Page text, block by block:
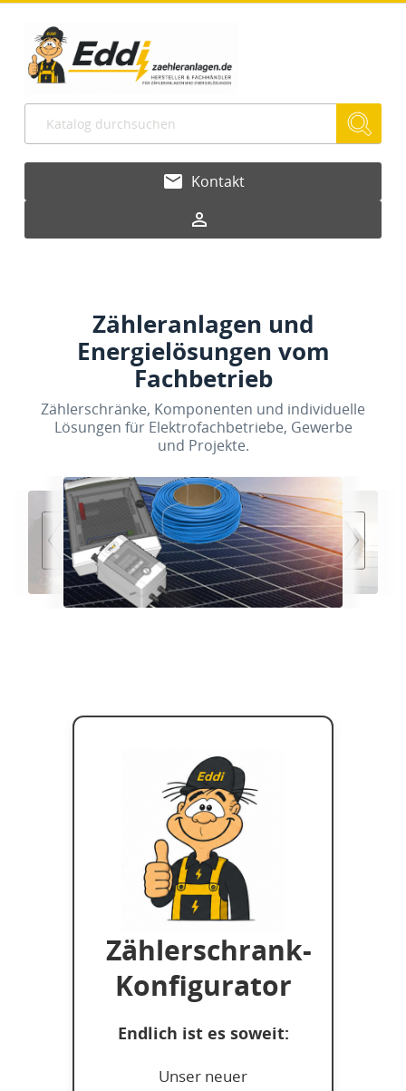
email Kontakt
person_outline
Zähleranlagen und
Energielösungen vom
Fachbetrieb
Zählerschränke, Komponenten und individuelle
Lösungen für Elektrofachbetriebe, Gewerbe
und Projekte.
Zählerschrank-
Konfigurator
Endlich ist es soweit:
Unser neuer